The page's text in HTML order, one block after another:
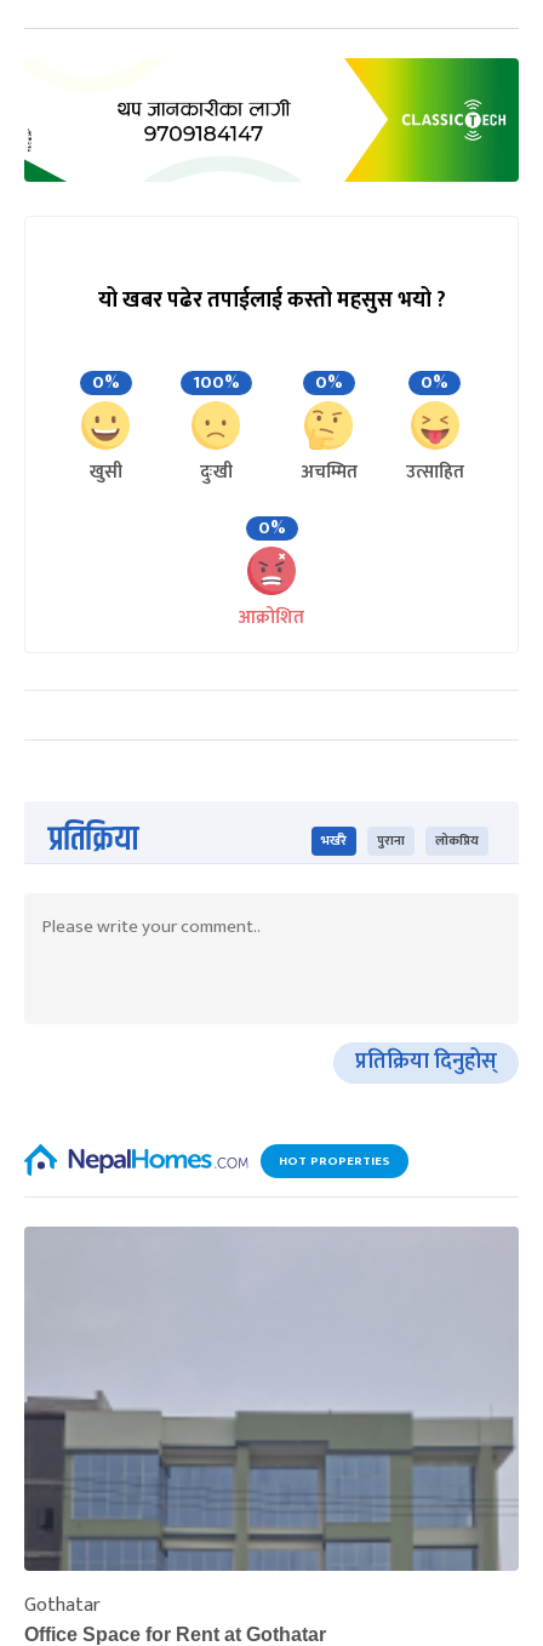
यो खबर पढेर तपाईलाई कस्तो महसुस भयो ?
0%
खुसी
100%
दुःखी
0%
अचम्मित
0%
उत्साहित
0%
आक्रोशित
प्रतिक्रिया भर्खरै पुराना लोकप्रिय
प्रतिक्रिया दिनुहोस्
HOT PROPERTIES
Gothatar
Office Space for Rent at Gothatar